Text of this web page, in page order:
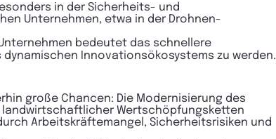
in der Sicherheits- und
Unternehmen, etwa in der Drohnen­
bedeutet das schnellere
dynamischen Innovationsökosystems zu werden.
große Chancen: Die Modernisierung des
landwirtschaftlicher Wertschöpfungsketten
Arbeitskräftemangel, Sicherheitsrisiken und